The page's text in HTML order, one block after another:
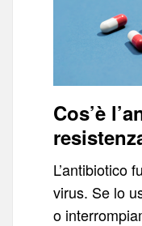
Cos’è
L’antibiotico
virus. Se lo
o